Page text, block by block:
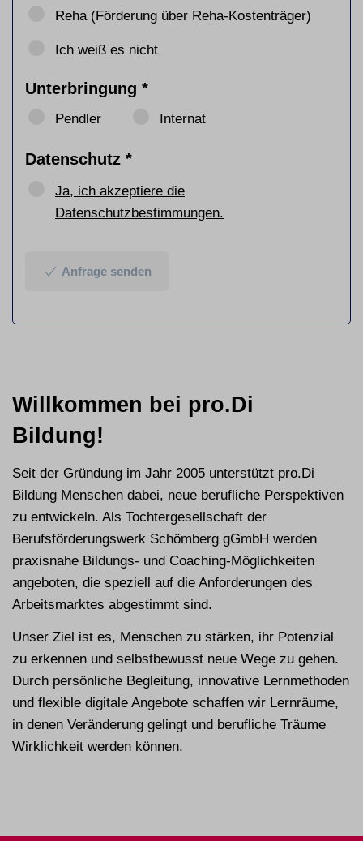
Reha (Förderung über Reha-Kostenträger)
Ich weiß es nicht
Unterbringung *
Pendler Internat
Datenschutz *
Ja, ich akzeptiere die
Datenschutzbestimmungen.
Anfrage senden
Willkommen bei pro.Di
Bildung!
Seit der Gründung im Jahr 2005 unterstützt pro.Di
Bildung Menschen dabei, neue berufliche Perspektiven
zu entwickeln. Als Tochtergesellschaft der
Berufsförderungswerk Schömberg gGmbH werden
praxisnahe Bildungs- und Coaching-Möglichkeiten
angeboten, die speziell auf die Anforderungen des
Arbeitsmarktes abgestimmt sind.
Unser Ziel ist es, Menschen zu stärken, ihr Potenzial
zu erkennen und selbstbewusst neue Wege zu gehen.
Durch persönliche Begleitung, innovative Lernmethoden
und flexible digitale Angebote schaffen wir Lernräume,
in denen Veränderung gelingt und berufliche Träume
Wirklichkeit werden können.